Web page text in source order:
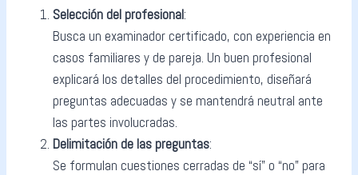
Selección del profesional:
Busca un examinador certificado, con experiencia en
casos familiares y de pareja. Un buen profesional
explicará los detalles del procedimiento, diseñará
preguntas adecuadas y se mantendrá neutral ante
las partes involucradas.
Delimitación de las preguntas:
Se formulan cuestiones cerradas de “sí” o “no” para